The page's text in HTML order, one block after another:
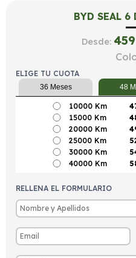
BYD SEAL
Desde: 459
ELIGE TU CUOTA
36 Meses 48
10000 Km
15000 Km
20000 Km
25000 Km
30000 Km
40000 Km
RELLENA EL FORMULARIO